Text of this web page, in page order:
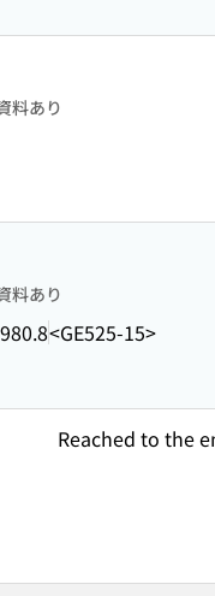
料あり
料あり
<GE525-15>
Reached to the